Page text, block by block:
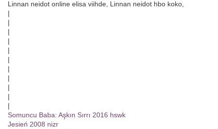
Linnan neidot online elisa viihde, Linnan neidot hbo koko,
|
|
|
|
|
|
|
|
|
|
|
Somuncu Baba: Aşkın Sırrı 2016 hswk
Jesień 2008 nizr